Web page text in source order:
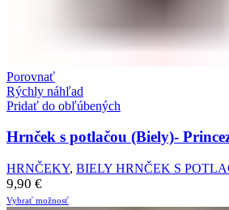
Porovnať
Rýchly náhľad
Pridať do obľúbených
Hrnček s potlačou (Biely)-
HRNČEKY, BIELY HRNČEK S
9,90 €
Vybrať možnosť